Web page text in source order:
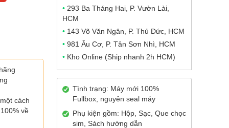
cách
về
• 293 Ba Tháng Hai, P. Vườn Lài,
HCM
• 143 Võ Văn Ngân, P. Thủ Đức, HCM
• 981 Âu Cơ, P. Tân Sơn Nhì, HCM
• Kho Online (Ship nhanh 2h HCM)
Tình trạng: Máy mới 100%
Fullbox, nguyên seal máy
Phụ kiện gồm: Hộp, Sạc, Que chọc
sim, Sách hướng dẫn